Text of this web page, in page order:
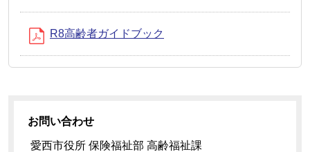
R8高齢者ガイドブック
お問い合わせ
愛西市役所 保険福祉部 高齢福祉課